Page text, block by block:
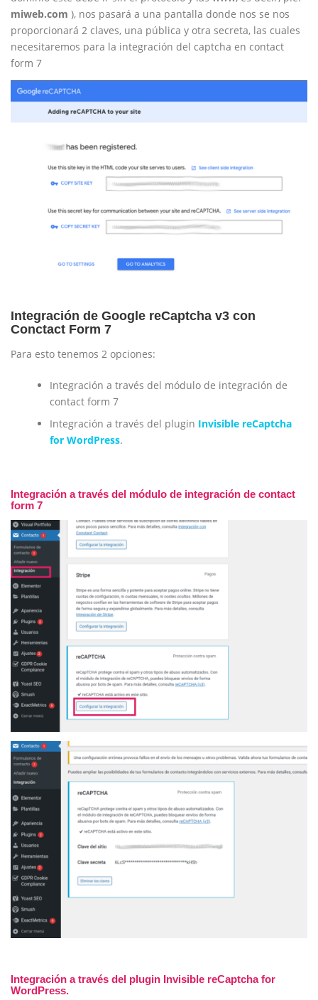
miweb.com ), nos pasará a una pantalla donde nos se nos
proporcionará 2 claves, una pública y otra secreta, las cuales
necesitaremos para la integración del captcha en contact
form 7
Integración de Google reCaptcha v3 con
Conctact Form 7
Para esto tenemos 2 opciones:
Integración a través del módulo de integración de
contact form 7
Integración a través del plugin Invisible reCaptcha
for WordPress.
Integración a través del módulo de integración de contact
form 7
Integración a través del plugin Invisible reCaptcha for
WordPress.